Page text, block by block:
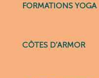
FORMATIONS YOGA
CÔTES D’ARMOR